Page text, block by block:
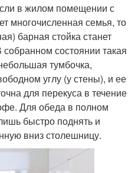
в жилом помещении с
многочисленная семья, то
барная стойка станет
состоянии такая
тумбочка,
углу (у стены), и ее
для перекуса в течение
Для обеда в полном
быстро поднять и
вниз столешницу.